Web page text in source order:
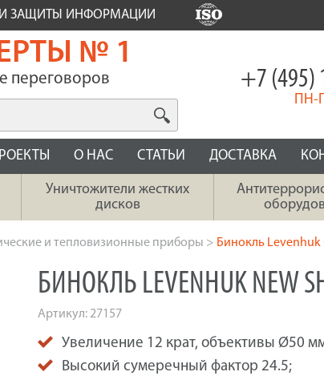
И ЗАЩИТЫ ИНФОРМАЦИИ
№ 1
переговоров +7 (495)
ПН-
О НАС СТАТЬИ ДОСТАВКА
Уничтожители жестких
дисков
и тепловизионные приборы > Бинокль Levenhuk
БИНОКЛЬ LEVENHUK NEW
Артикул:27157
Увеличение 12 крат, объективы Ø50
Высокий сумеречный фактор 24.5;